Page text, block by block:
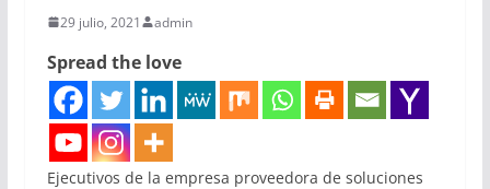
29 julio, 2021 admin
Spread the love
Ejecutivos de la empresa proveedora de soluciones